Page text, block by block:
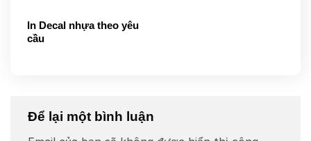
In Decal nhựa theo yêu
cầu
Để lại một bình luận